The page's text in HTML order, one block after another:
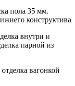
пола 35 мм.
конструктива
внутри и
парной из
вагонкой